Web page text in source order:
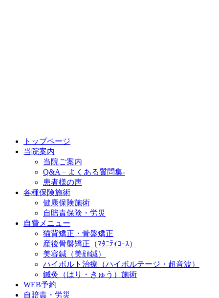
トップページ
当院案内
当院ご案内
Q&A – よくある質問集-
患者様の声
各種保険施術
健康保険施術
自賠責保険・労災
自費メニュー
猫背矯正・骨盤矯正
産後骨盤矯正（ﾏﾀﾆﾃｨｺｰｽ）
美容鍼（美顔鍼）
ハイボルト治療（ハイボルテージ・超音波）
鍼灸（はり・きゅう）施術
WEB予約
自賠責・労災